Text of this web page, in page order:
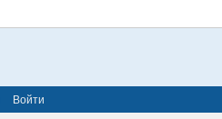
Войти